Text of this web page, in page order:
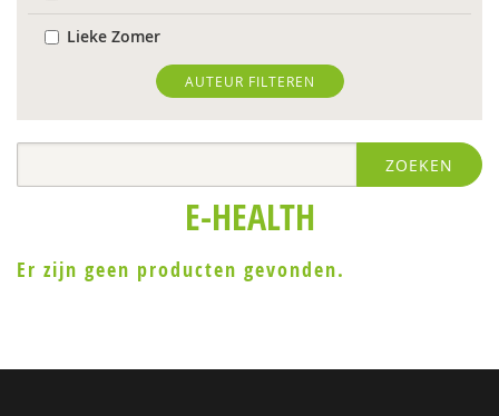
Lieke Zomer
AUTEUR FILTEREN
ZOEKEN
E-HEALTH
Er zijn geen producten gevonden.